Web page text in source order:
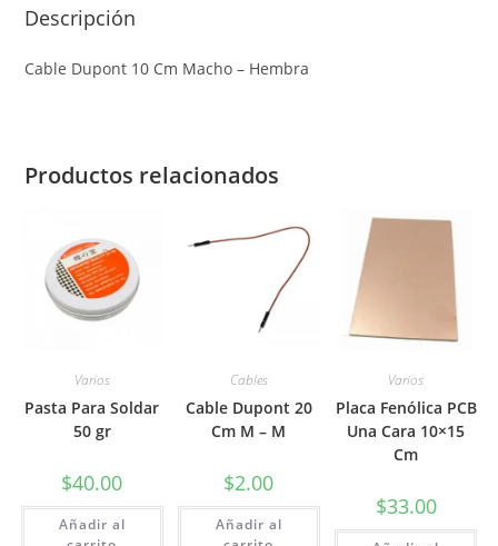
Descripción
Cable Dupont 10 Cm Macho – Hembra
Productos relacionados
Varios
Pasta Para Soldar
50 gr
$40.00
Añadir al
Cables
Cable Dupont 20
Cm M – M
$2.00
Añadir al
Varios
Placa Fenólica PCB
Una Cara 10×15
Cm
$33.00